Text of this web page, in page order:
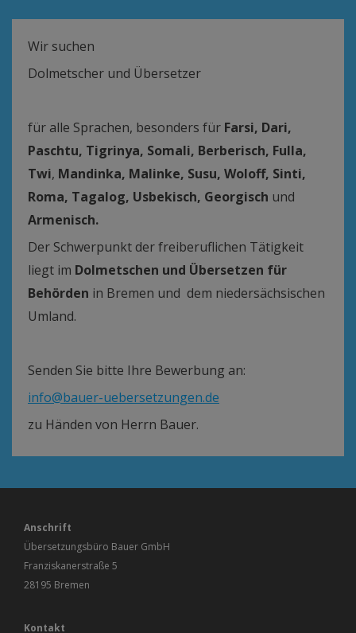
Wir suchen
Dolmetscher und Übersetzer
für alle Sprachen, besonders für Farsi, Dari,
Paschtu, Tigrinya, Somali, Berberisch, Fulla,
Twi, Mandinka, Malinke, Susu, Woloff, Sinti,
Roma, Tagalog, Usbekisch, Georgisch und
Armenisch.
Der Schwerpunkt der freiberuflichen Tätigkeit
liegt im Dolmetschen und Übersetzen für
Behörden in Bremen und dem niedersächsischen
Umland.
Senden Sie bitte Ihre Bewerbung an:
info@bauer-uebersetzungen.de
zu Händen von Herrn Bauer.
Anschrift
Übersetzungsbüro Bauer GmbH
Franziskanerstraße 5
28195 Bremen
Kontakt